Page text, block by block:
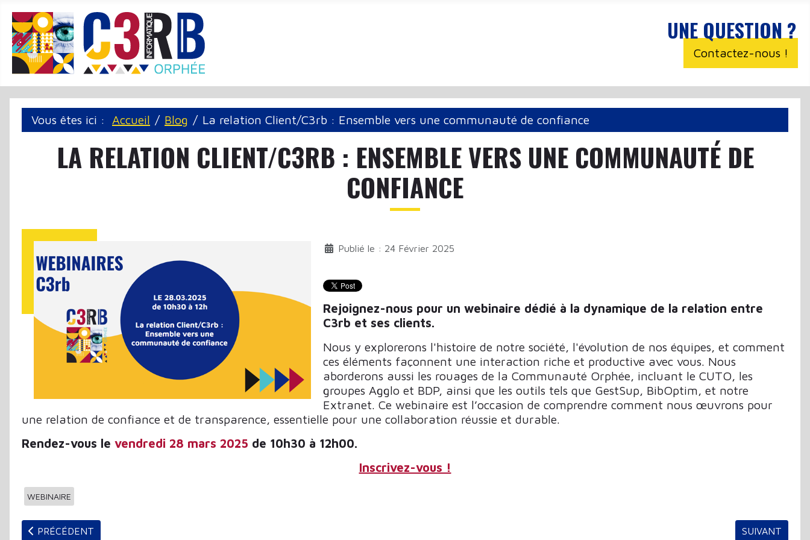
UNE QUESTION ?
Contactez-nous !
Vous êtes ici : Accueil Blog La relation Client/C3rb : Ensemble vers une communauté de confiance
LA RELATION CLIENT/C3RB : ENSEMBLE VERS UNE COMMUNAUTÉ DE
CONFIANCE
Publié le : 24 Février 2025
Rejoignez-nous pour un webinaire dédié à la dynamique de la relation entre
C3rb et ses clients.
Nous y explorerons l'histoire de notre société, l'évolution de nos équipes, et comment
ces éléments façonnent une interaction riche et productive avec vous. Nous
aborderons aussi les rouages de la Communauté Orphée, incluant le CUTO, les
groupes Agglo et BDP, ainsi que les outils tels que GestSup, BibOptim, et notre
Extranet. Ce webinaire est l’occasion de comprendre comment nous œuvrons pour
une relation de confiance et de transparence, essentielle pour une collaboration réussie et durable.
Rendez-vous le vendredi 28 mars 2025 de 10h30 à 12h00.
Inscrivez-vous !
WEBINAIRE
ARTICLE PRÉCÉDENT : JOURNÉE MD ORPHÉE DANS LA MARNE
PRÉCÉDENT ARTICLE
SUIVANT